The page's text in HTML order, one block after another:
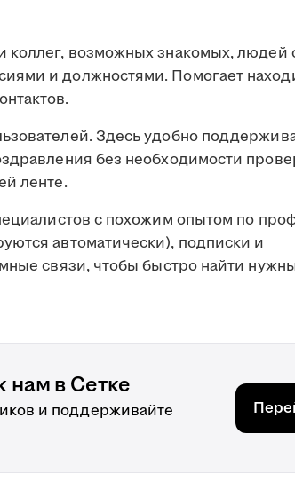
коллег, возможных знакомых, людей
и должностями. Помогает
Здесь удобно
без необходимости
ленте.
с похожим опытом по
автоматически), подписки и
связи, чтобы быстро найти
нам в Сетке
и поддерживайте